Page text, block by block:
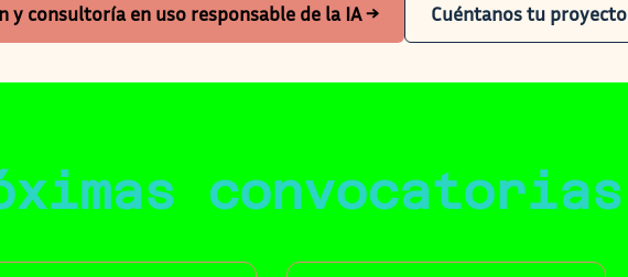
y consultoría en uso responsable de la IA → Cuéntanos tu proyecto
convocatorias